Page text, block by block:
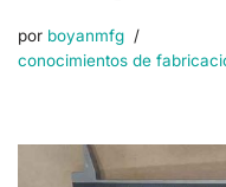
por boyanmfg
conocimientos de